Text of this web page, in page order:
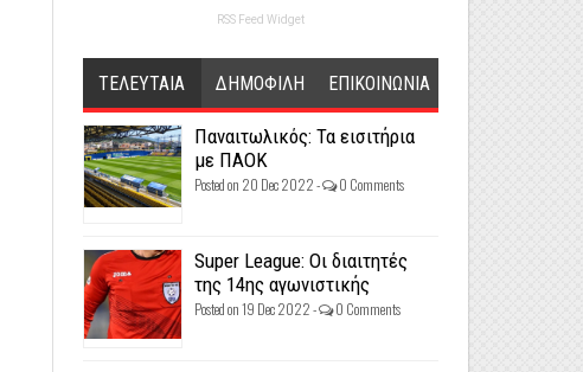
RSS Feed Widget
ΤΕΛΕΥΤΑΙΑ ΔΗΜΟΦΙΛΗ ΕΠΙΚΟΙΝΩΝΙΑ
Παναιτωλικός: Τα εισιτήρια
με ΠΑΟΚ
Posted on 20 Dec 2022 - 0 Comments
Super League: Οι διαιτητές
της 14ης αγωνιστικής
Posted on 19 Dec 2022 - 0 Comments